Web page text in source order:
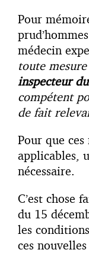
Pour
médecin
toute
inspecteur
compétent
de fait
Pour que
applicables,
nécessaire.
C’est chose
du 15
les
ces